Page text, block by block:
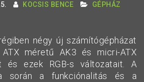
KOCSIS BENCE
GÉPHÁZ
négy új számítógépházat
méretű AK3 és micri-ATX
és ezek RGB-s változatait. A
során a funkciónalitás és a